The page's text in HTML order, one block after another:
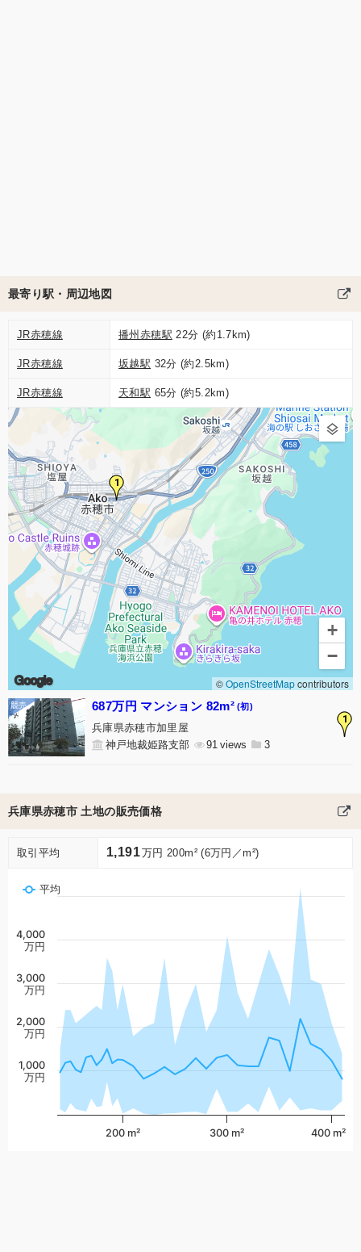
最寄り駅・周辺地図
JR赤穂線 播州赤穂駅 22分 (約1.7km)
JR赤穂線 坂越駅 32分 (約2.5km)
JR赤穂線 天和駅 65分 (約5.2km)
1
Google
+
−
©OpenStreetMapcontributors
1
687万円 マンション 82m² (初)
兵庫県赤穂市加里屋
神戸地裁姫路支部
91 3
兵庫県赤穂市 土地の販売価格
取引平均 1,191万円 200m² (6万円／m²)
平均
200 m² 300 m² 400 m²
1,000
万円
2,000
万円
3,000
万円
4,000
万円